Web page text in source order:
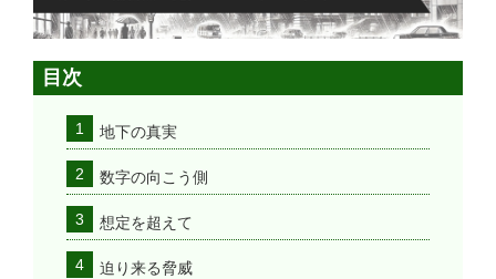
目次
地下の真実
数字の向こう側
想定を超えて
迫り来る脅威